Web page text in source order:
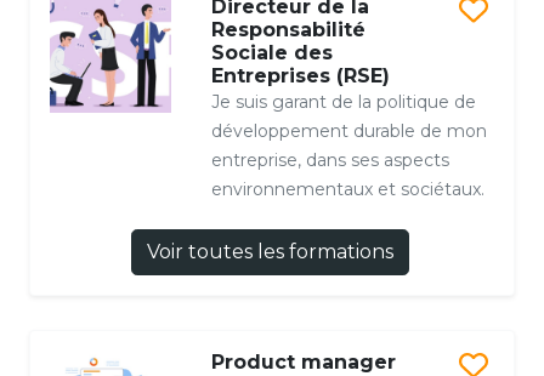
Directeur de la
Responsabilité
Sociale des
Entreprises (RSE)
Je suis garant de la politique de
développement durable de mon
entreprise, dans ses aspects
environnementaux et sociétaux.
Voir toutes les formations
Product manager